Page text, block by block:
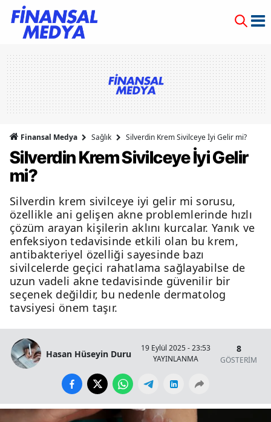
Finansal Medya Sağlık Silverdin Krem Sivilceye İyi Gelir mi?
Silverdin Krem Sivilceye İyi Gelir
mi?
Silverdin krem sivilceye iyi gelir mi sorusu,
özellikle ani gelişen akne problemlerinde hızlı
çözüm arayan kişilerin aklını kurcalar. Yanık ve
enfeksiyon tedavisinde etkili olan bu krem,
antibakteriyel özelliği sayesinde bazı
sivilcelerde geçici rahatlama sağlayabilse de
uzun vadeli akne tedavisinde güvenilir bir
seçenek değildir, bu nedenle dermatolog
tavsiyesi önem taşır.
Hasan Hüseyin Duru
19 Eylül 2025 - 23:53
YAYINLANMA
8
GÖSTERİM